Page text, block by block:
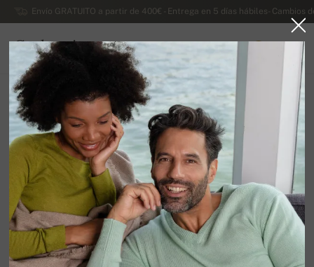
Envío GRATUITO a partir de 400€ - Entrega en 5 días hábiles- Cambios
Cachemira
ESPAÑA
Ir a la página principal Rebajas